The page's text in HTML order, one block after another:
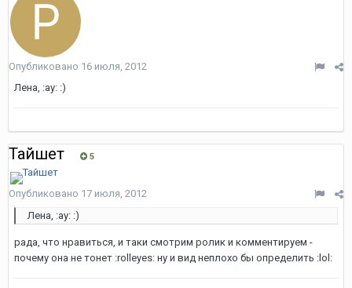
Опубликовано 16 июля, 2012
Лена, :ay: :)
Тайшет 5
Опубликовано 17 июля, 2012
Лена, :ay: :)
рада, что нравиться, и таки смотрим ролик и комментируем -
почему она не тонет :rolleyes: ну и вид неплохо бы определить :lol: